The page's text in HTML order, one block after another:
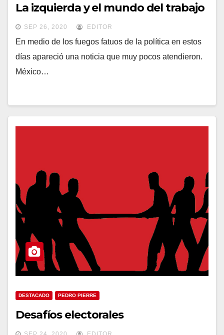
La izquierda y el mundo del trabajo
SEP 26, 2020 EDITOR
En medio de los fuegos fatuos de la política en estos
días apareció una noticia que muy pocos atendieron.
México…
DESTACADO PEDRO PIERRE
Desafíos electorales